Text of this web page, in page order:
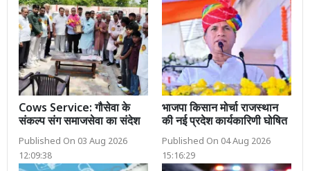
Cows Service: गौसेवा के
संकल्प संग समाजसेवा का संदेश
Published On 03 Aug 2026
12:09:38
भाजपा किसान मोर्चा राजस्थान
की नई प्रदेश कार्यकारिणी घोषित
Published On 04 Aug 2026
15:16:29